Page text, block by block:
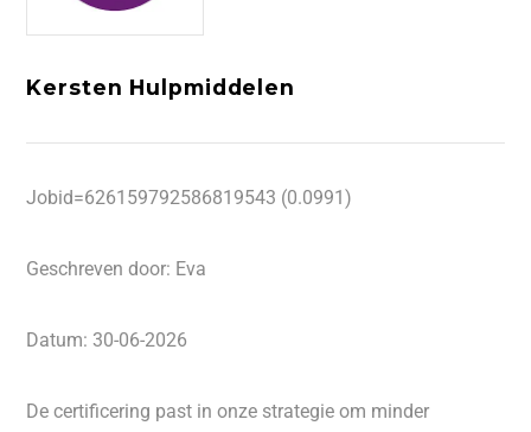
Kersten Hulpmiddelen
Jobid=626159792586819543 (0.0991)
Geschreven door: Eva
Datum: 30-06-2026
De certificering past in onze strategie om minder